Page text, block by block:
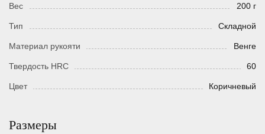
Вес 200 г
Тип Складной
Материал рукояти Венге
Твердость HRC 60
Цвет Коричневый
Размеры